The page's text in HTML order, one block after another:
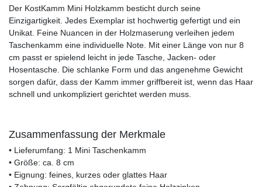
Der KostKamm Mini Holzkamm besticht durch seine
Einzigartigkeit. Jedes Exemplar ist hochwertig gefertigt und ein
Unikat. Feine Nuancen in der Holzmaserung verleihen jedem
Taschenkamm eine individuelle Note. Mit einer Länge von nur 8
cm passt er spielend leicht in jede Tasche, Jacken- oder
Hosentasche. Die schlanke Form und das angenehme Gewicht
sorgen dafür, dass der Kamm immer griffbereit ist, wenn das Haar
schnell und unkompliziert gerichtet werden muss.
Zusammenfassung der Merkmale
• Lieferumfang: 1 Mini Taschenkamm
• Größe: ca. 8 cm
• Eignung: feines, kurzes oder glattes Haar